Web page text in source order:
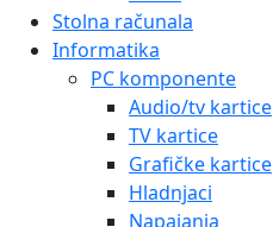
Stolna računala
Informatika
PC komponente
Audio/tv kartice
TV kartice
Grafičke kartice
Hladnjaci
Napajanja